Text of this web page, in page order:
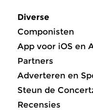
Diverse
Componisten
App voor iOS en
Partners
Adverteren en
Steun de
Recensies